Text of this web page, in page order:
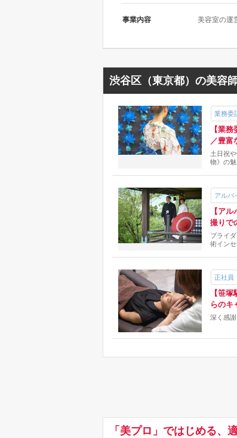
事業内容 美容室の運
渋谷区（東京都）の美容
業務委
【業
／豊富
土日祝
物》の
アルバ
交通費
【ア
撮りで
ブライ
術インセ
正社員
【笹
らのキ
深く感
「美プロ」ではじめる、